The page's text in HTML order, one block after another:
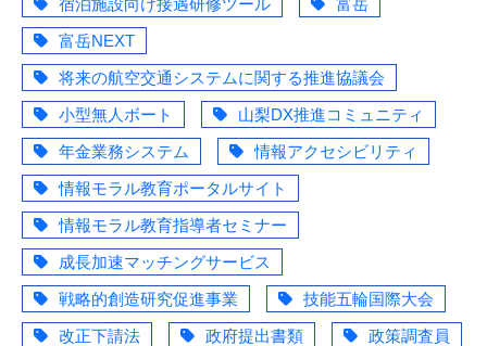
宿泊施設向け接遇研修ツール
富岳
富岳NEXT
将来の航空交通システムに関する推進協議会
小型無人ボート
山梨DX推進コミュニティ
年金業務システム
情報アクセシビリティ
情報モラル教育ポータルサイト
情報モラル教育指導者セミナー
成長加速マッチングサービス
戦略的創造研究促進事業
技能五輪国際大会
改正下請法
政府提出書類 政策調査員